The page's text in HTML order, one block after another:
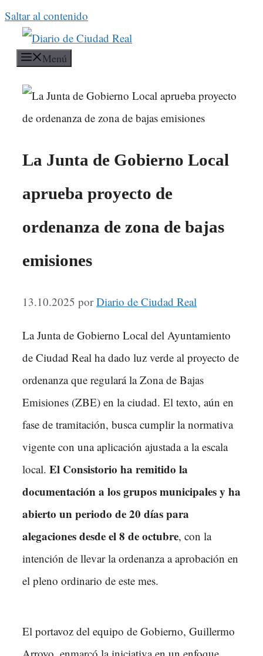
Saltar al contenido
Menú
La Junta de Gobierno Local
aprueba proyecto de
ordenanza de zona de bajas
emisiones
13.10.2025 porDiario de Ciudad Real
La Junta de Gobierno Local del Ayuntamiento
de Ciudad Real ha dado luz verde al proyecto de
ordenanza que regulará la Zona de Bajas
Emisiones (ZBE) en la ciudad. El texto, aún en
fase de tramitación, busca cumplir la normativa
vigente con una aplicación ajustada a la escala
local. El Consistorio ha remitido la
documentación a los grupos municipales y ha
abierto un periodo de 20 días para
alegaciones desde el 8 de octubre, con la
intención de llevar la ordenanza a aprobación en
el pleno ordinario de este mes.
El portavoz del equipo de Gobierno, Guillermo